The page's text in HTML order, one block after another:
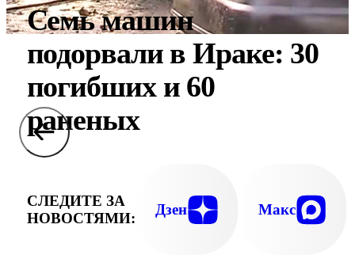
Семь машин
подорвали в Ираке: 30
погибших и 60
раненых
СЛЕДИТЕ ЗА
НОВОСТЯМИ:
Дзен Макс